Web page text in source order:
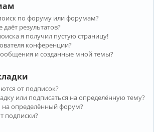
по форуму или форумам?
результатов?
я получил пустую страницу!
конференции?
и созданные мной темы?
от подписок?
или подписаться на определённую тему?
на определённый форум?
подписки?